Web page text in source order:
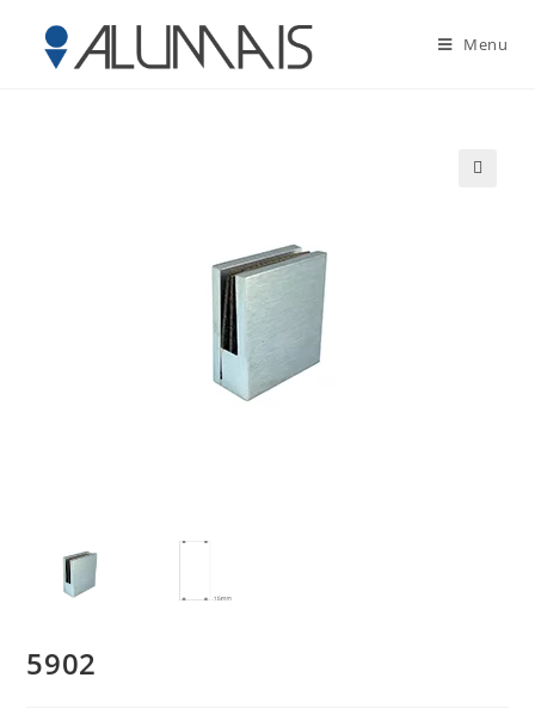
Menu
5902